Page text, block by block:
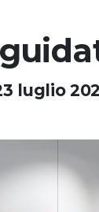
luglio